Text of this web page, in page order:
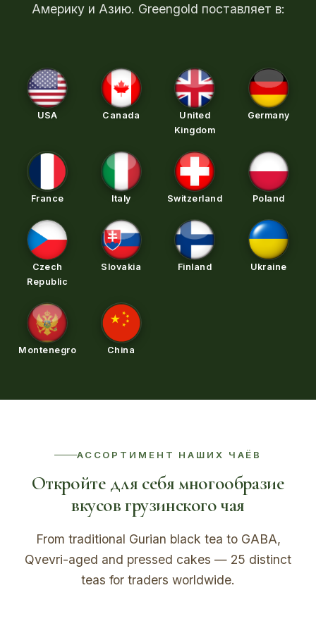
Америку и Азию. Greengold поставляет в:
USA Canada
United
Kingdom
Germany
France Italy Switzerland Poland
Czech
Republic
Slovakia Finland Ukraine
Montenegro China
АССОРТИМЕНТ НАШИХ ЧАЁВ
Откройте для себя многообразие
вкусов грузинского чая
From traditional Gurian black tea to GABA,
Qvevri-aged and pressed cakes — 25 distinct
teas for traders worldwide.